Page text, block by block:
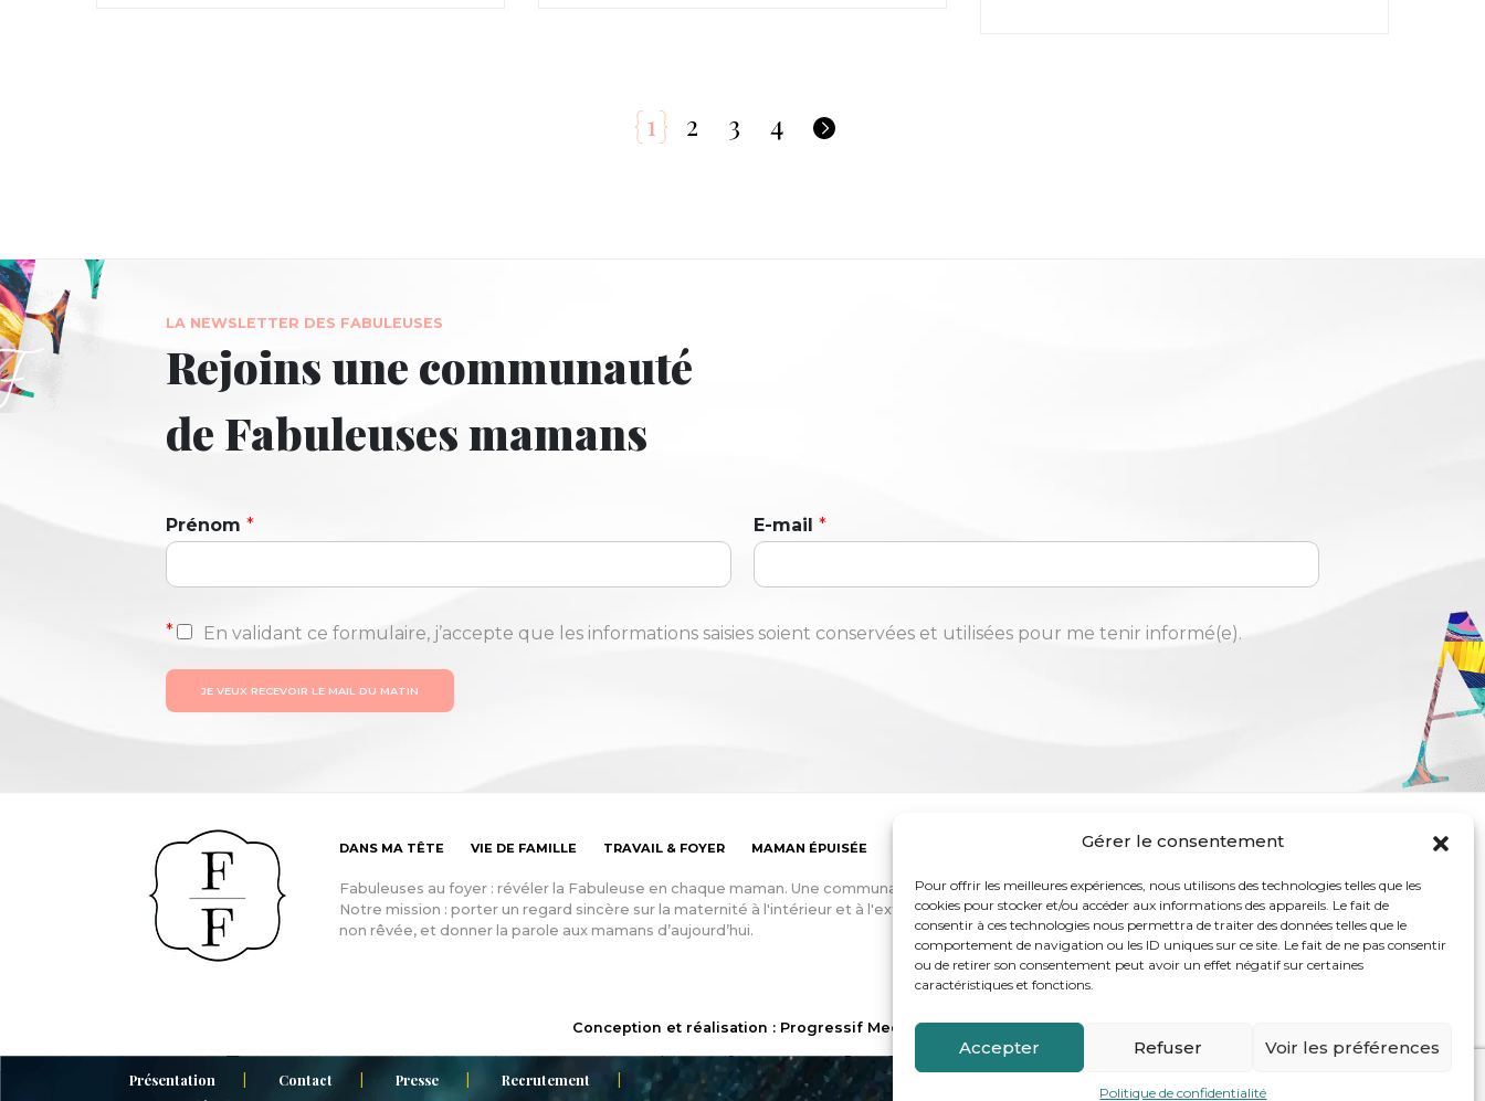
Gérer le consentement
Pour offrir les meilleures expériences, nous utilisons des technologies telles que les
cookies pour stocker et/ou accéder aux informations des appareils. Le fait de
consentir à ces technologies nous permettra de traiter des données telles que le
comportement de navigation ou les ID uniques sur ce site. Le fait de ne pas consentir
ou de retirer son consentement peut avoir un effet négatif sur certaines
caractéristiques et fonctions.
Accepter Refuser Voir les préférences
Politique de confidentialité
1 2 3 4
LA NEWSLETTER DES FABULEUSES
Rejoins une communauté
de Fabuleuses mamans
Prénom * E-mail *
* En validant ce formulaire, j’accepte que les informations saisies soient conservées et utilisées pour me tenir informé(e).
JE VEUX RECEVOIR LE MAIL DU MATIN
DANS MA TÊTE VIE DE FAMILLE TRAVAIL & FOYER MAMAN ÉPUISÉE COMMUNAUTÉ
Fabuleuses au foyer : révéler la Fabuleuse en chaque maman. Une communauté d’aide et de partage, dédiée au bien-être des mamans.
Notre mission : porter un regard sincère sur la maternité à l'intérieur et à l'extérieur du foyer, rejoindre les femmes dans leur vie réelle et
non rêvée, et donner la parole aux mamans d’aujourd’hui.
Conception et réalisation : Progressif Media
Présentation Contact Presse
Recrutement